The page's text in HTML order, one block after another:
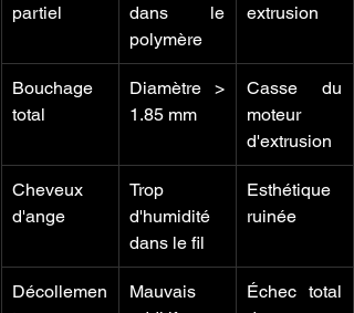
partiel
dans le
polymère
extrusion
Bouchage
total
Diamètre >
1.85 mm
Casse du
moteur
d'extrusion
Cheveux
d'ange
Trop
d'humidité
dans le fil
Esthétique
ruinée
Décollemen
Mauvais
Échec total